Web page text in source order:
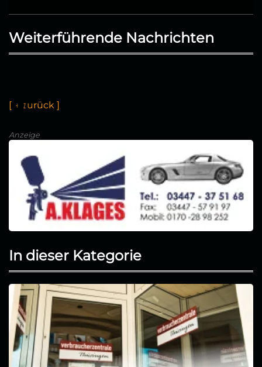
Weiterführende Nachrichten
[ ← zur ü k ]
Anzeige
In dieser Kategorie